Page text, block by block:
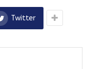
Twitter